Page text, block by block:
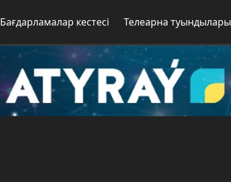
Бағдарламалар кестесі Телеарна туындылары